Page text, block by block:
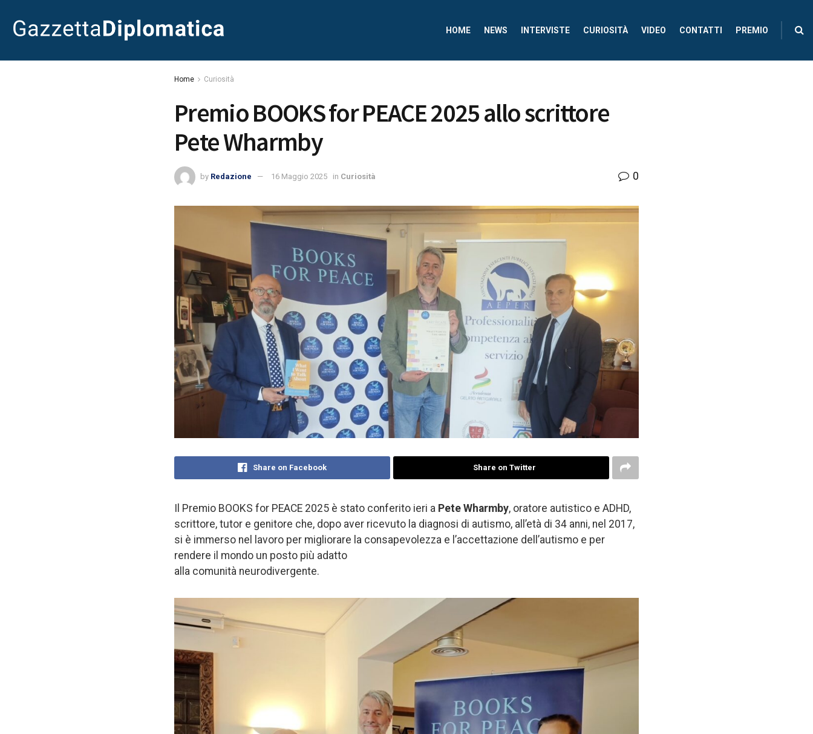
HOME NEWS INTERVISTE CURIOSITÀ VIDEO CONTATTI PREMIO
Home Curiosità
Premio BOOKS for PEACE 2025 allo scrittore
Pete Wharmby
by Redazione 16 Maggio 2025 in Curiosità 0
Share on Facebook Share on Twitter
Il Premio BOOKS for PEACE 2025 è stato conferito ieri a Pete Wharmby, oratore autistico e ADHD,
scrittore, tutor e genitore che, dopo aver ricevuto la diagnosi di autismo, all’età di 34 anni, nel 2017,
si è immerso nel lavoro per migliorare la consapevolezza e l’accettazione dell’autismo e per
rendere il mondo un posto più adatto
alla comunità neurodivergente.